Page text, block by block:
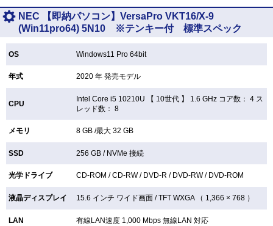
NEC 【即納パソコン】VersaPro VKT16/X-9
(Win11pro64) 5N10 ※テンキー付 標準スペック
OS Windows11 Pro 64bit
年式 2020 年 発売モデル
CPU
Intel Core i5 10210U 【 10世代 】 1.6 GHz コア数： 4 ス
レッド数： 8
メモリ 8 GB /最大 32 GB
SSD 256 GB / NVMe 接続
光学ドライブ CD-ROM /CD-RW / DVD-R / DVD-RW / DVD-ROM
液晶ディスプレイ 15.6 インチ ワイド画面 /TFTWXGA （ 1,366 × 768 ）
LAN 有線LAN速度 1,000 Mbps 無線LAN対応